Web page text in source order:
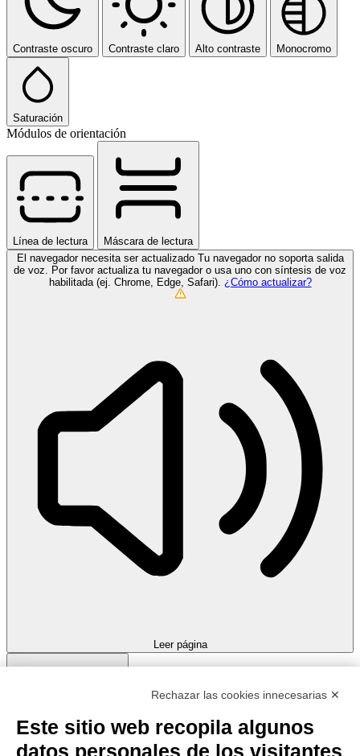
Contraste oscuro Contraste claro Alto contraste Monocromo
Saturación
Módulos de orientación
Línea de lectura
Máscara de lectura
El navegador necesita ser actualizado Tu navegador no soporta salida
de voz. Por favor actualiza tu navegador o usa uno con síntesis de voz
habilitada (ej. Chrome, Edge, Safari). ¿Cómo actualizar?
Leer página
Rechazar las cookies innecesarias ✕
Este sitio web recopila algunos
datos personales de los visitantes